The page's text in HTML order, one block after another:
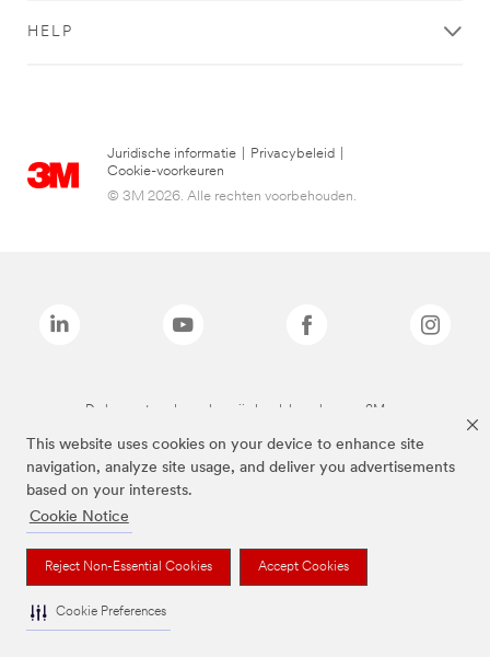
This website uses cookies on your device to enhance site
navigation, analyze site usage, and deliver you advertisements
based on your interests.
Cookie Notice
Reject Non-Essential Cookies Accept Cookies
Cookie Preferences
HELP
Juridische informatie Privacybeleid
Cookie-voorkeuren
© 3M 2026. Alle rechten voorbehouden.
De bovenstaande merken zijn handelsmerken van 3M.we